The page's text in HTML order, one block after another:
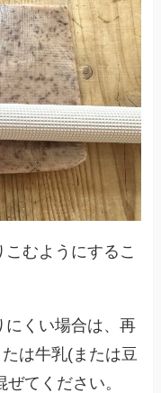
むようにするこ
にくい場合は、再
は牛乳(または豆
てください。